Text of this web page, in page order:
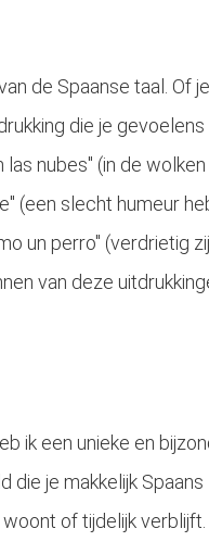
de Spaanse taal. Of
die je gevoelens
nubes" (in de wolken
(een slecht humeur
un perro" (verdrietig
van deze
ik een unieke en
die je makkelijk
of tijdelijk verblijft.